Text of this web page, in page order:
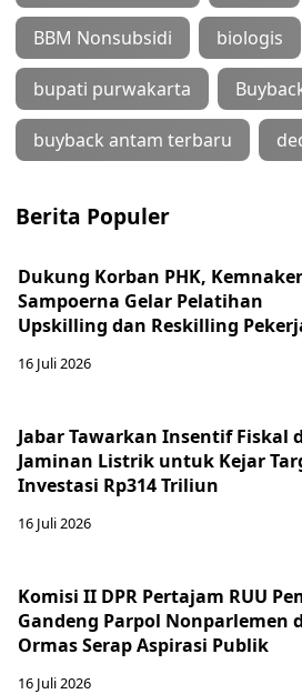
BBM Nonsubsidi biologis
bupati purwakarta
buyback antam terbaru
Berita Populer
Dukung Korban PHK,
Sampoerna Gelar Pelatihan
Upskilling dan Reskilling
16 Juli 2026
Jabar Tawarkan Insentif Fiskal
Jaminan Listrik untuk Kejar
Investasi Rp314 Triliun
16 Juli 2026
Komisi II DPR Pertajam RUU
Gandeng Parpol Nonparlemen
Ormas Serap Aspirasi Publik
16 Juli 2026